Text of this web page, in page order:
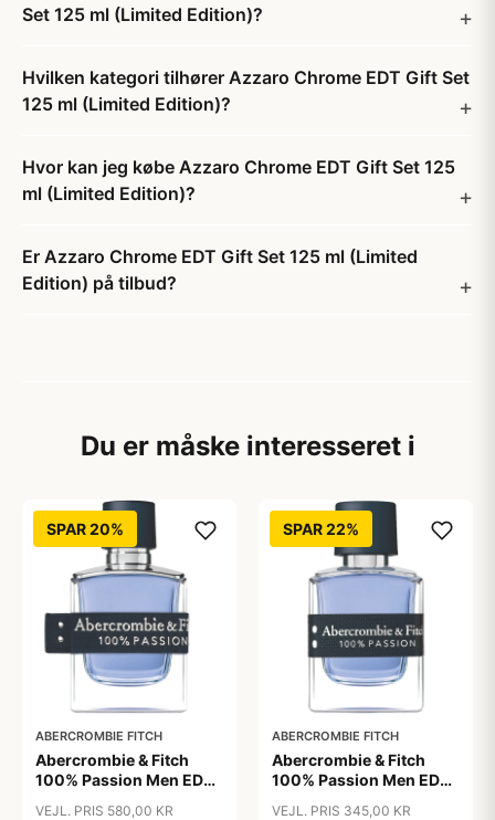
Set 125 ml (Limited Edition)?
Hvilken kategori tilhører Azzaro Chrome EDT Gift Set
125 ml (Limited Edition)?
Hvor kan jeg købe Azzaro Chrome EDT Gift Set 125
ml (Limited Edition)?
Er Azzaro Chrome EDT Gift Set 125 ml (Limited
Edition) på tilbud?
Du er måske interesseret i
SPAR 20%
ABERCROMBIE FITCH
Abercrombie & Fitch
100% Passion Men EDT
VEJL. PRIS 580,00 KR
SPAR 22%
ABERCROMBIE FITCH
Abercrombie & Fitch
100% Passion Men EDT
VEJL. PRIS 345,00 KR